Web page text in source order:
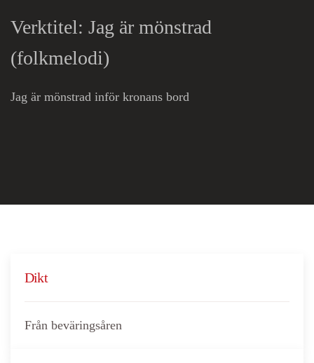
Verktitel: Jag är mönstrad
(folkmelodi)
Jag är mönstrad inför kronans bord
Dikt
Från beväringsåren